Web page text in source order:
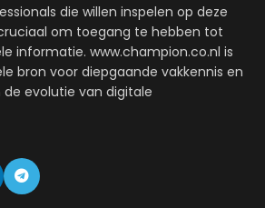
die willen inspelen op deze
om toegang te hebben tot
informatie. www.champion.co.nl is
bron voor diepgaande vakkennis en
evolutie van digitale